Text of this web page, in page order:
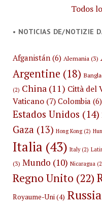
Todos
• NOTICIAS DE/NOTIZIE
Afganistán(6) Alemania (3)
Argentine (18)
(2) China(11) Città del
Vaticano(7) Colombia (6)
Estados Unidos (14)
Gaza (13) Hong Kong(2)
Italia (43) Italy(2)
(3) Mundo (10) Nicaragua
Regno Unito (22)
Royaume-Uni(4) Russia